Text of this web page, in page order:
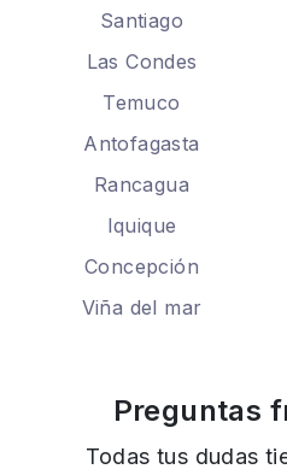
Santiago
Las Condes
Temuco
Antofagasta
Rancagua
Iquique
Concepción
Viña del mar
Preguntas
Todas tus dudas